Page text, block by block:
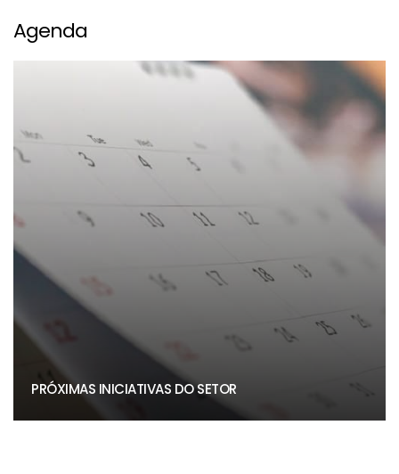
Agenda
PRÓXIMAS INICIATIVAS DO SETOR